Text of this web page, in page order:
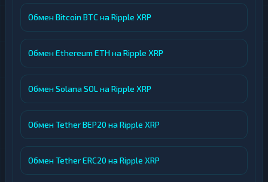
Обмен Bitcoin BTC на Ripple XRP
Обмен Ethereum ETH на Ripple XRP
Обмен Solana SOL на Ripple XRP
Обмен Tether BEP20 на Ripple XRP
Обмен Tether ERC20 на Ripple XRP